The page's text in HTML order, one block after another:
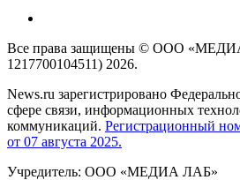
Все права защищены © ООО
1217700104511) 2026.
News.ru зарегистрировано
сфере связи, информационных
коммуникаций. Регистрационный
от 07 августа 2025.
Учредитель: ООО «МЕДИА ЛАБ»